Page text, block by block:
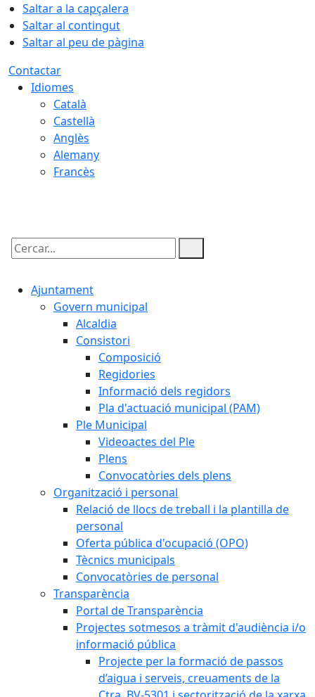
Saltar a la capçalera
Saltar al contingut
Saltar al peu de pàgina
Contactar
Idiomes
Català
Castellà
Anglès
Alemany
Francès
Cercar:
Ajuntament
Govern municipal
Alcaldia
Consistori
Composició
Regidories
Informació dels regidors
Pla d'actuació municipal (PAM)
Ple Municipal
Videoactes del Ple
Plens
Convocatòries dels plens
Organització i personal
Relació de llocs de treball i la plantilla de
personal
Oferta pública d'ocupació (OPO)
Tècnics municipals
Convocatòries de personal
Transparència
Portal de Transparència
Projectes sotmesos a tràmit d'audiència i/o
informació pública
Projecte per la formació de passos
d’aigua i serveis, creuaments de la